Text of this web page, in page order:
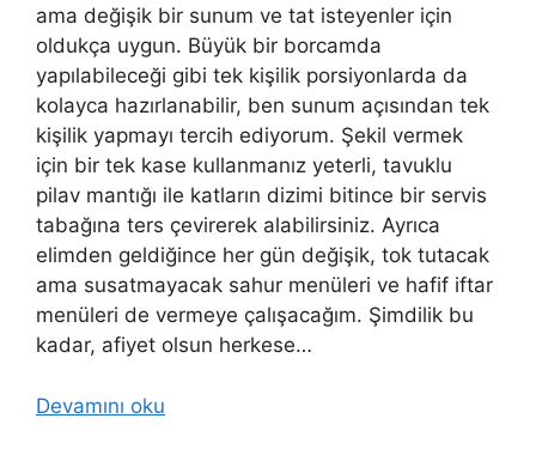
ama değişik bir sunum ve tat isteyenler için
oldukça uygun. Büyük bir borcamda
yapılabileceği gibi tek kişilik porsiyonlarda da
kolayca hazırlanabilir, ben sunum açısından tek
kişilik yapmayı tercih ediyorum. Şekil vermek
için bir tek kase kullanmanız yeterli, tavuklu
pilav mantığı ile katların dizimi bitince bir servis
tabağına ters çevirerek alabilirsiniz. Ayrıca
elimden geldiğince her gün değişik, tok tutacak
ama susatmayacak sahur menüleri ve hafif iftar
menüleri de vermeye çalışacağım. Şimdilik bu
kadar, afiyet olsun herkese…
Devamını oku